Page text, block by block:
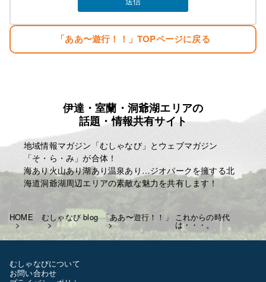
生まれただけでぼろ儲け・・。
目標
麗人ＨＰ
http://reijin.website/
「ああ〜遊行！！」TOPページに戻る
伊達・室蘭・洞爺湖エリアの
話題・情報共有サイト
地域情報マガジン「むしゃなび」とウェブマガジン
「そ・ら・み」が合体！
海あり火山あり湖あり温泉あり…ジオパークを擁する北
海道洞爺湖周辺エリアの素敵な魅力を共有します！
HOME むしゃなび blog 「ああ〜遊行！！」 これからの時代
は・・・。
むしゃなびについて
お問い合わせ